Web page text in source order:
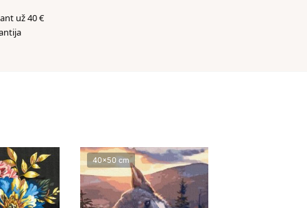
už 40 €
40x50 cm